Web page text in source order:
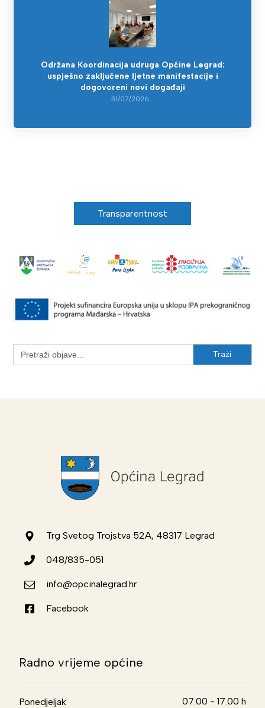
Održana Koordinacija udruga Općine Legrad:
uspješno zaključene ljetne manifestacije i
dogovoreni novi događaji
31/07/2026
Transparentnost
Search
for:
Trg Svetog Trojstva 52A, 48317 Legrad
048/835-051
info@opcinalegrad.hr
Facebook
Radno vrijeme općine
Ponedjeljak 07.00 - 17.00 h